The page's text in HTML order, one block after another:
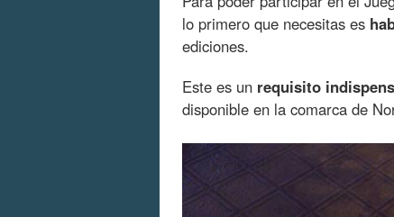
lo primero que necesitas es
ediciones.
Este es un requisito
disponible en la comarca de